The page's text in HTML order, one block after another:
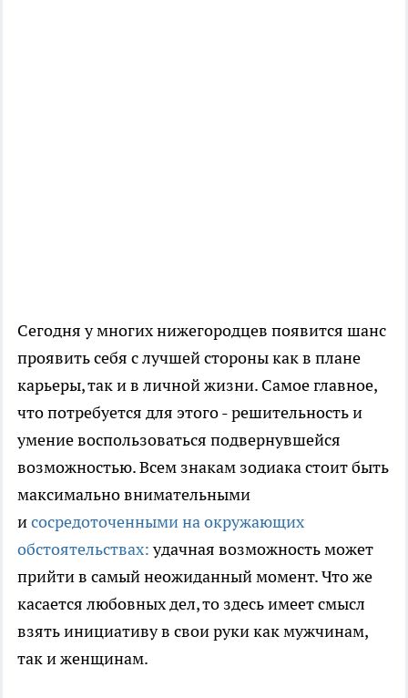
Сегодня у многих нижегородцев появится шанс
проявить себя с лучшей стороны как в плане
карьеры, так и в личной жизни. Самое главное,
что потребуется для этого - решительность и
умение воспользоваться подвернувшейся
возможностью. Всем знакам зодиака стоит быть
максимально внимательными
исосредоточенными на окружающих
обстоятельствах:удачная возможность может
прийти в самый неожиданный момент. Что же
касается любовных дел, то здесь имеет смысл
взять инициативу в свои руки как мужчинам,
так и женщинам.